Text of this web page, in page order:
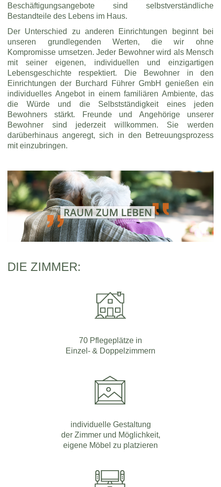
Beschäftigungsangebote sind selbstverständliche
Bestandteile des Lebens im Haus.
Der Unterschied zu anderen Einrichtungen beginnt bei
unseren grundlegenden Werten, die wir ohne
Kompromisse umsetzen. Jeder Bewohner wird als Mensch
mit seiner eigenen, individuellen und einzigartigen
Lebensgeschichte respektiert. Die Bewohner in den
Einrichtungen der Burchard Führer GmbH genießen ein
individuelles Angebot in einem familiären Ambiente, das
die Würde und die Selbstständigkeit eines jeden
Bewohners stärkt. Freunde und Angehörige unserer
Bewohner sind jederzeit willkommen. Sie werden
darüberhinaus angeregt, sich in den Betreuungsprozess
mit einzubringen.
DIE ZIMMER:
70 Pflegeplätze in
Einzel- & Doppelzimmern
individuelle Gestaltung
der Zimmer und Möglichkeit,
eigene Möbel zu platzieren